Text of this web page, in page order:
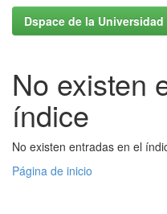
Dspace de la
No existen
índice
No existen entradas en el
Página de inicio